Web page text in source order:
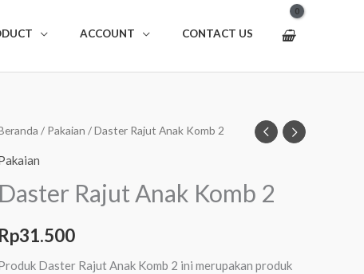
ACCOUNT CONTACT US
/ Pakaian / Daster Rajut Anak Komb 2
Daster Rajut Anak Komb 2
Rp31.500
Daster Rajut Anak Komb 2 ini merupakan produk
Anak
2